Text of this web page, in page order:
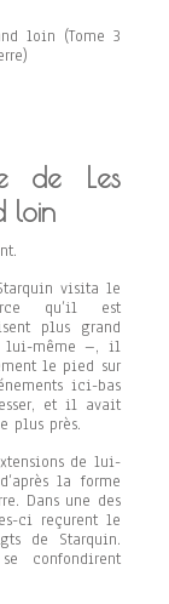
loin (Tome 3
de Les
loin
visita le
qu’il est
plus grand
lui-même –, il
le pied sur
ici-bas
et il avait
plus près.
de lui-
la forme
Dans une des
ci reçurent le
de Starquin.
confondirent